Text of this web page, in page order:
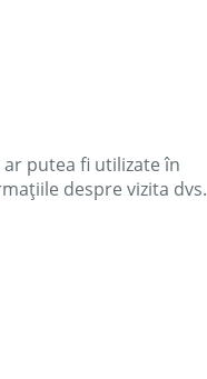
putea fi utilizate în
despre vizita dvs.